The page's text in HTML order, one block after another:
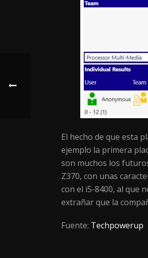
El hecho de que esta
ejemplo la primera
son muchos los
Z370, con unas
con el i5-8400, al que
extrañar que la
Fuente: Techpowerup